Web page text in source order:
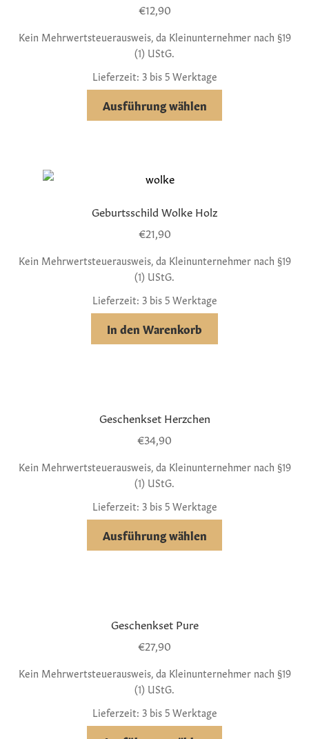
€12,90
Kein Mehrwertsteuerausweis, da Kleinunternehmer nach §19
(1) UStG.
Lieferzeit: 3 bis 5 Werktage
Ausführung wählen
Geburtsschild Wolke Holz
€21,90
Kein Mehrwertsteuerausweis, da Kleinunternehmer nach §19
(1) UStG.
Lieferzeit: 3 bis 5 Werktage
In den Warenkorb
Geschenkset Herzchen
€34,90
Kein Mehrwertsteuerausweis, da Kleinunternehmer nach §19
(1) UStG.
Lieferzeit: 3 bis 5 Werktage
Ausführung wählen
Geschenkset Pure
€27,90
Kein Mehrwertsteuerausweis, da Kleinunternehmer nach §19
(1) UStG.
Lieferzeit: 3 bis 5 Werktage